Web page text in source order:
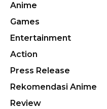
Anime
Games
Entertainment
Action
Press Release
Rekomendasi Anime
Review